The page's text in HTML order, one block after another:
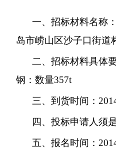
一、招标材料名称：
岛市崂山区沙子口街道
二、招标材料具体
钢：数量357t
三、到货时间：
四、投标申请人须
五、报名时间：